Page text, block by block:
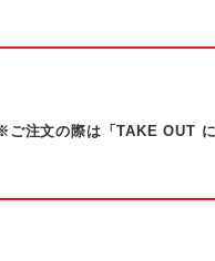
ご注文の際は「TAKE OUT